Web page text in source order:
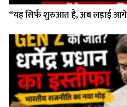
“यह सिर्फ शुरुआत है, अब लड़ाई